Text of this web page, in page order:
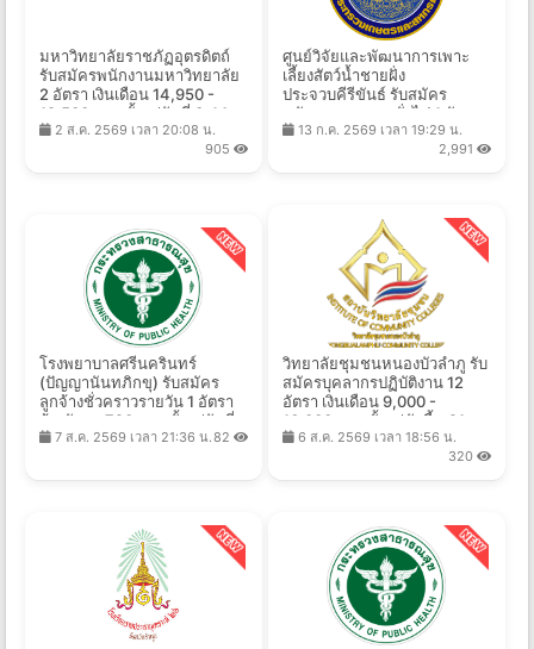
มหาวิทยาลัยราชภัฏอุตรดิตถ์
รับสมัครพนักงานมหาวิทยาลัย
2 อัตรา เงินเดือน 14,950 -
19,500 บาท ตั้งแต่วันที่ 3-14
ส.ค. 2569
2 ส.ค. 2569 เวลา 20:08 น.
905
ศูนย์วิจัยและพัฒนาการเพาะ
เลี้ยงสัตว์น้ำชายฝั่ง
ประจวบคีรีขันธ์ รับสมัคร
พนักงานราชการทั่วไป 1 อัตรา
เงินเดือน 16,700 บาท ตั้งแต่วัน
13 ก.ค. 2569 เวลา 19:29 น.
2,991
โรงพยาบาลศรีนครินทร์
(ปัญญานันทภิกขุ) รับสมัคร
ลูกจ้างชั่วคราวรายวัน 1 อัตรา
จ้างวันละ 720 บาท ตั้งแต่วันที่
7-18 ส.ค. 2569
7 ส.ค. 2569 เวลา 21:36 น.82
วิทยาลัยชุมชนหนองบัวลำภู รับ
สมัครบุคลากรปฏิบัติงาน 12
อัตรา เงินเดือน 9,000 -
16,000 บาท ตั้งแต่บัดนี้ - 21
ส.ค. 2569
6 ส.ค. 2569 เวลา 18:56 น.
320